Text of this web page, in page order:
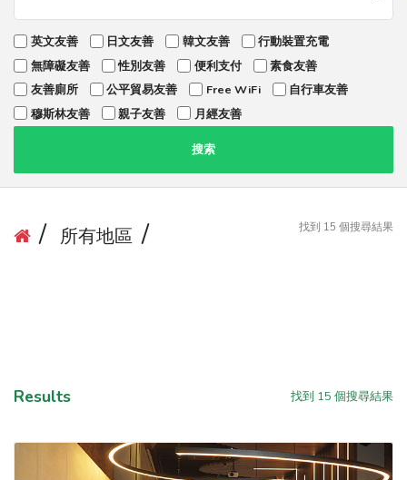
英文友善 日文友善 韓文友善
行動裝置充電
無障礙友善
性別友善 便利支付
素食友善
友善廁所
公平貿易友善 Free WiFi
自行車友善
穆斯林友善
親子友善 月經友善
搜索
所有地區 找到 15 個搜尋結果
Results 找到 15 個搜尋結果